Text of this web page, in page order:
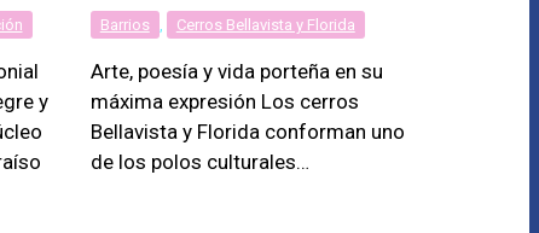
y
Barrios Cerros Bellavista y Florida
Arte, poesía y vida porteña en su
máxima expresión Los cerros
Bellavista y Florida conforman uno
de los polos culturales…